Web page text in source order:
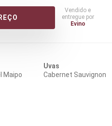
Vendido e
entregue por
Evino
Maipo
Uvas
Cabernet Sauvignon